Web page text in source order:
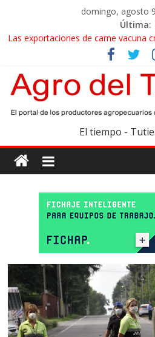
domingo, agosto
Última:
Las exportaciones de carne vacuna
La miel, un motor de las economías
nuevos desafíos para exportar
El gobierno bonaerense realizará un
mapa de la producción hortiflorícola
Las exportaciones agroindustriales
en el primer semestre
Maíz: estiman una cosecha récord
El tiempo -